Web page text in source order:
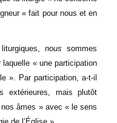
« fait pour nous et en
nous sommes
« une participation
». Par participation, a-t-il
extérieures, mais plutôt
âmes » avec « le sens